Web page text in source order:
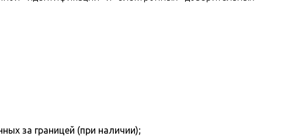
за границей (при наличии);